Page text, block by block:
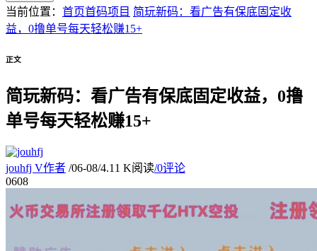
当前位置： 首页首码项目 简玩新码：看广告有保底固定收
益，0撸单号每天轻松赚15+
正文
简玩新码：看广告有保底固定收益，0撸
单号每天轻松赚15+
jouhfj V作者 /06-08/4.11 K阅读/0评论
0608